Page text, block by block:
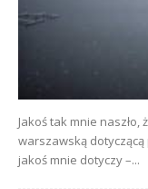
Jakoś tak mnie naszło,
warszawską
jakoś mnie dotyczy –...